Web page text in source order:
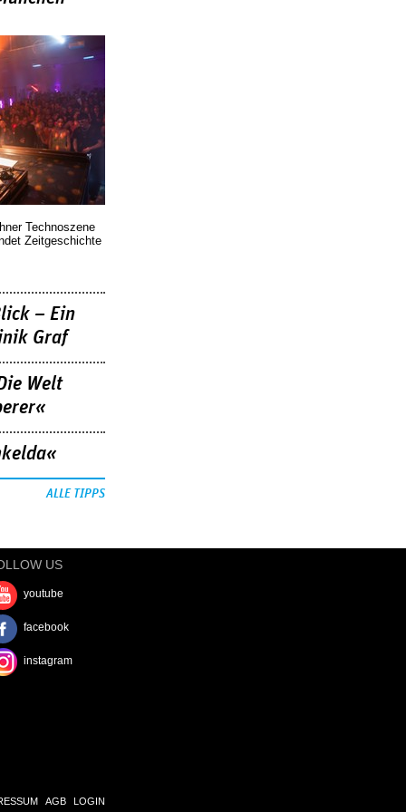
Technoszene
Zeitgeschichte
– Ein
Graf
Welt
ALLE TIPPS
US
youtube
facebook
instagram
AGB LOGIN